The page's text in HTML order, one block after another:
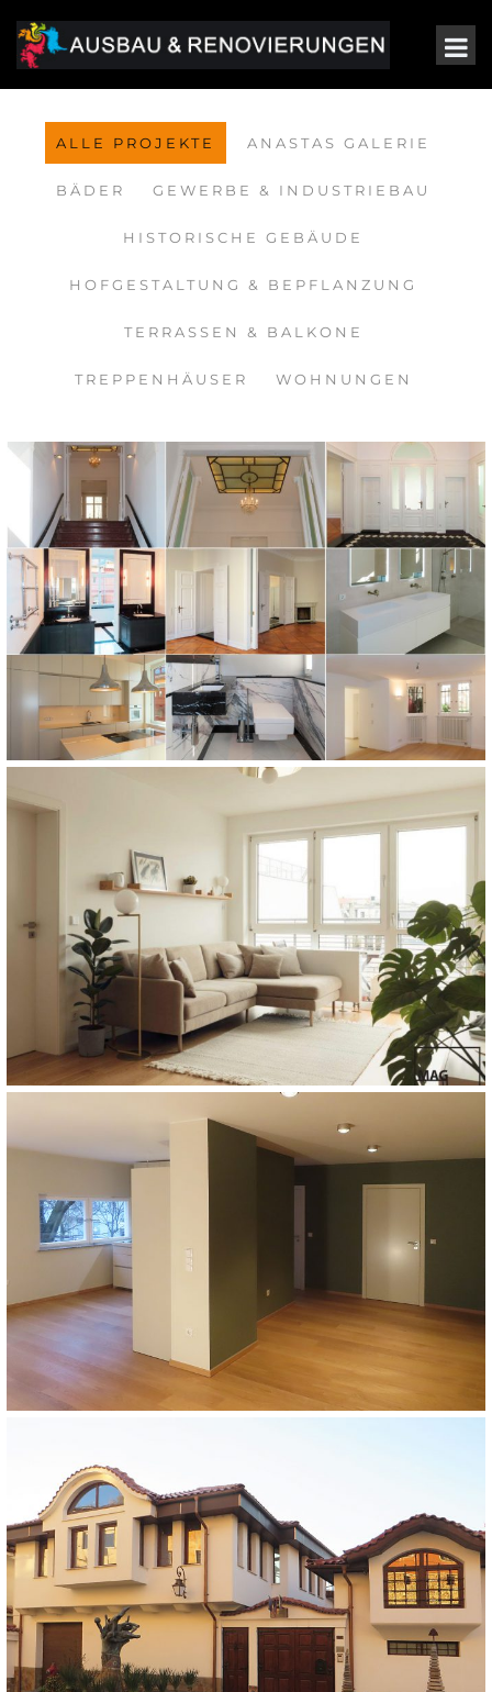
ALLE PROJEKTE ANASTAS GALERIE
BÄDER GEWERBE & INDUSTRIEBAU
HISTORISCHE GEBÄUDE
HOFGESTALTUNG & BEPFLANZUNG
TERRASSEN & BALKONE
TREPPENHÄUSER WOHNUNGEN